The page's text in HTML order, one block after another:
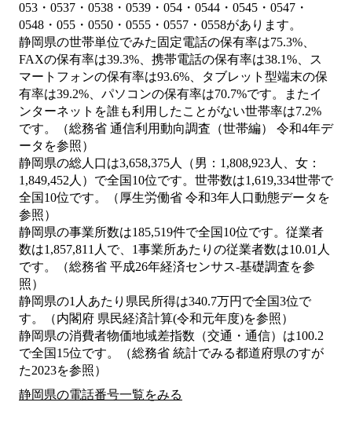
053・0537・0538・0539・054・0544・0545・0547・
0548・055・0550・0555・0557・0558があります。
静岡県の世帯単位でみた固定電話の保有率は75.3%、
FAXの保有率は39.3%、携帯電話の保有率は38.1%、ス
マートフォンの保有率は93.6%、タブレット型端末の保
有率は39.2%、パソコンの保有率は70.7%です。またイ
ンターネットを誰も利用したことがない世帯率は7.2%
です。（総務省 通信利用動向調査（世帯編） 令和4年デ
ータを参照）
静岡県の総人口は3,658,375人（男：1,808,923人、女：
1,849,452人）で全国10位です。世帯数は1,619,334世帯で
全国10位です。（厚生労働省 令和3年人口動態データを
参照）
静岡県の事業所数は185,519件で全国10位です。従業者
数は1,857,811人で、1事業所あたりの従業者数は10.01人
です。（総務省 平成26年経済センサス‐基礎調査を参
照）
静岡県の1人あたり県民所得は340.7万円で全国3位で
す。（内閣府 県民経済計算(令和元年度)を参照）
静岡県の消費者物価地域差指数（交通・通信）は100.2
で全国15位です。（総務省 統計でみる都道府県のすが
た2023を参照）
静岡県の電話番号一覧をみる